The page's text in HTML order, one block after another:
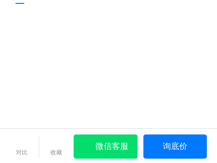
对比 收藏
微信客服 询底价